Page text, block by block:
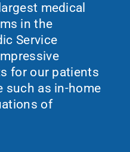
medical
in the
Service
for our patients
such as in-home
of